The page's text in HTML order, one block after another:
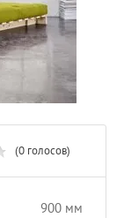
(0 голосов)
900 мм